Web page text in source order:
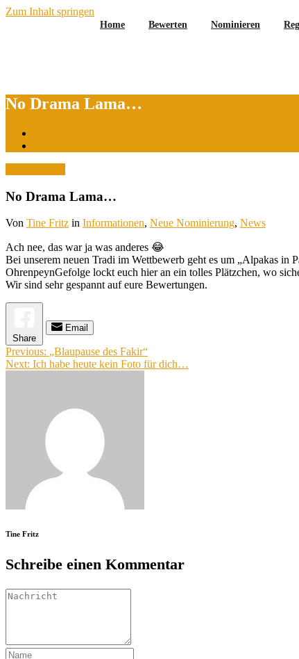
Zum Inhalt springen
Home Bewerten Nominieren
No Drama Lama…
No Drama Lama…
Von Tine Fritz in Informationen, Neue Nominierung, News
Ach nee, das war ja was anderes 😂
Bei unserem neuen Tradi im Wettbewerb geht es um „Alpakas in
OhrenpeynGefolge lockt euch hier an ein tolles Plätzchen, wo
Wir sind sehr gespannt auf eure Bewertungen.
Share
Email
Beitragsnavigation
Previous: „Blaupause des Fakir“
Next: Ich habe heute kein Foto für dich…
Tine Fritz
Schreibe einen Kommentar